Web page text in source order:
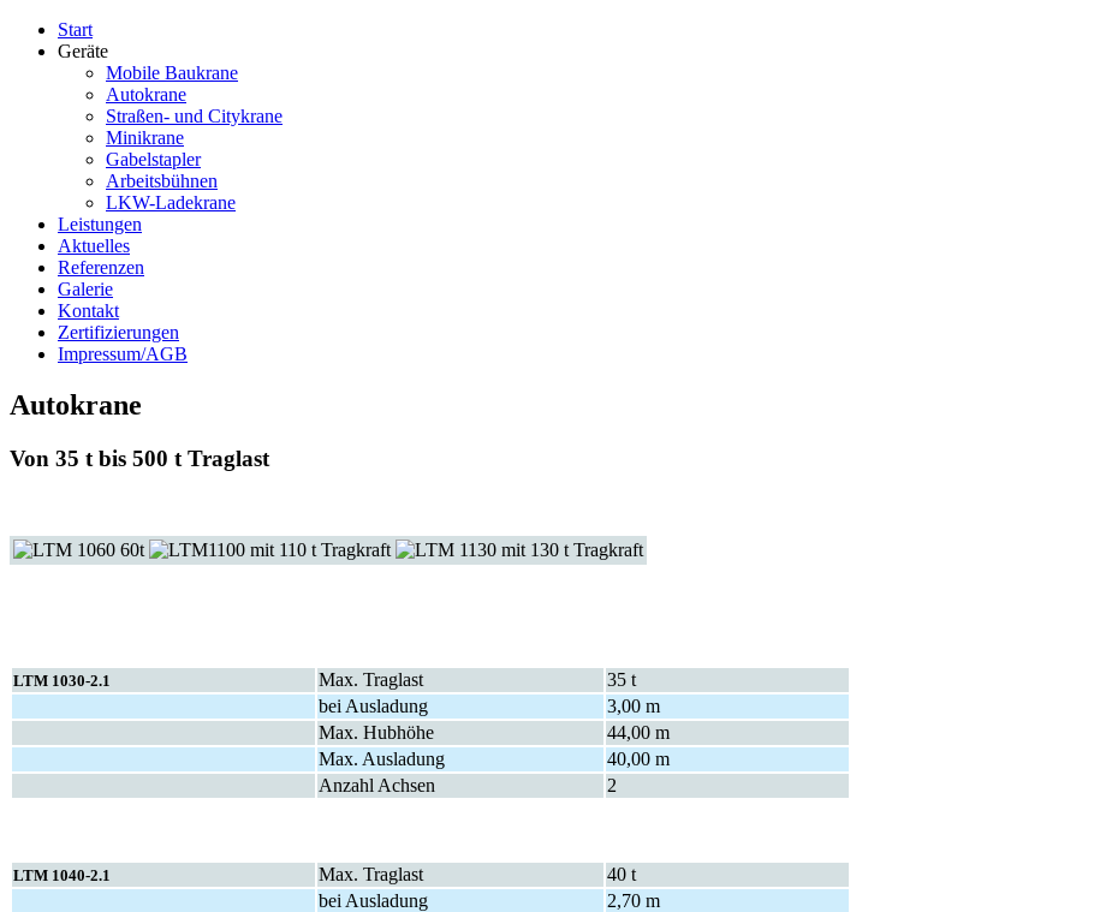
Start
Geräte
Mobile Baukrane
Autokrane
Straßen- und Citykrane
Minikrane
Gabelstapler
Arbeitsbühnen
LKW-Ladekrane
Leistungen
Aktuelles
Referenzen
Galerie
Kontakt
Zertifizierungen
Impressum/AGB
Autokrane
Von 35 t bis 500 t Traglast
LTM 1030-2.1 Max. Traglast
35 t
bei Ausladung
3,00 m
Max. Hubhöhe
44,00 m
Max. Ausladung
40,00 m
Anzahl Achsen
2
LTM 1040-2.1 Max. Traglast
40 t
bei Ausladung
2,70 m